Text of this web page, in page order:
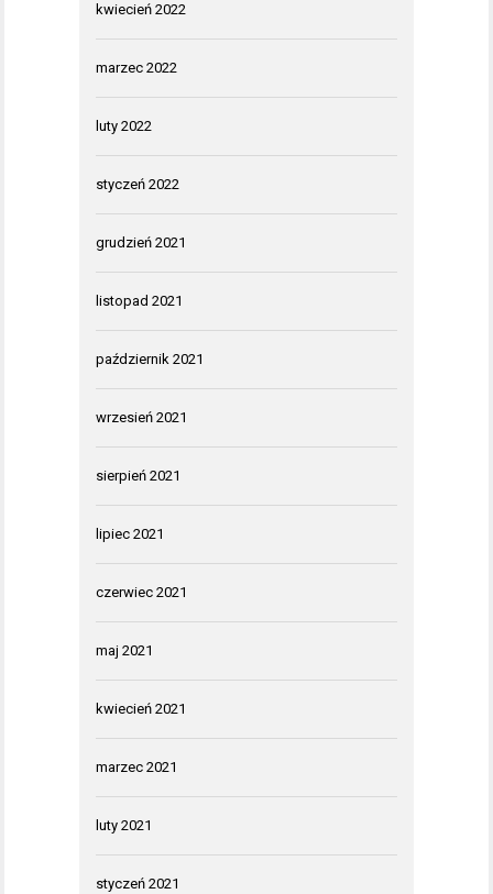
kwiecień 2022
marzec 2022
luty 2022
styczeń 2022
grudzień 2021
listopad 2021
październik 2021
wrzesień 2021
sierpień 2021
lipiec 2021
czerwiec 2021
maj 2021
kwiecień 2021
marzec 2021
luty 2021
styczeń 2021